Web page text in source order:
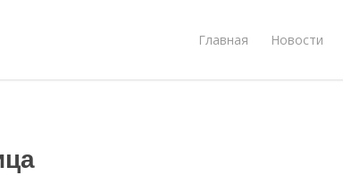
Главная Новости